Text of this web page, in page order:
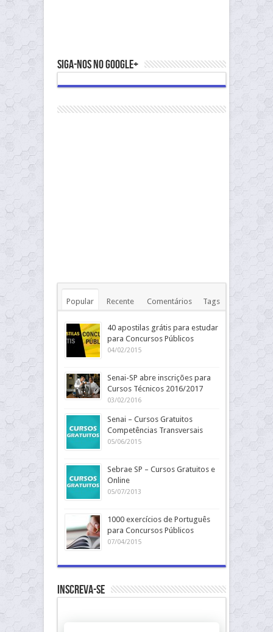
Siga-nos no Google+
Popular Recente Comentários Tags
40 apostilas grátis para estudar
para Concursos Públicos
04/02/2015
Senai-SP abre inscrições para
Cursos Técnicos 2016/2017
03/02/2016
Senai – Cursos Gratuitos
Competências Transversais
05/06/2015
Sebrae SP – Cursos Gratuitos e
Online
05/07/2013
1000 exercícios de Português
para Concursos Públicos
07/04/2015
Inscreva-se